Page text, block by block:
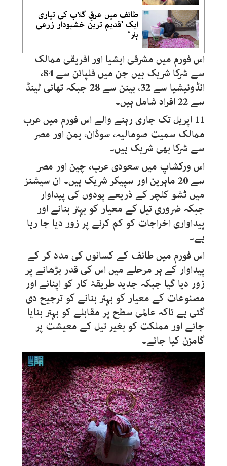
طائف میں عرقِ گلاب کی تیاری
ایک ’قدیم ترین خشبودار زرعی
ہنر‘
اس فورم میں مشرقی ایشیا اور افریقی ممالک
سے شرکا شریک ہیں جن میں فلپائن سے 84،
انڈونیشیا سے 32، بینن سے 28 جبکہ تھائی لینڈ
سے 22 افراد شامل ہیں۔
11 اپریل تک جاری رہنے والے اس فورم میں عرب
ممالک سمیت صومالیہ، سوڈان، یمن اور مصر
سے شرکا بھی شریک ہیں۔
اس ورکشاپ میں سعودی عرب، چین اور مصر
سے 20 ماہرین اور سپیکر شریک ہیں۔ ان سیشنز
میں ٹشو کلچر کے ذریعے پودوں کی پیداوار
جبکہ ضروری تیل کے معیار کو بہتر بنانے اور
پیداواری اخراجات کو کم کرنے پر زور دیا جا رہا
ہے۔
اس فورم میں طائف کے کسانوں کی مدد کر کے
پیداوار کے ہر مرحلے میں اس کی قدر بڑھانے پر
زور دیا گیا جبکہ جدید طریقۂ کار کو اپنانے اور
مصنوعات کے معیار کو بہتر بنانے کو ترجیح دی
گئی ہے تاکہ عالمی سطح پر مقابلے کو بہتر بنایا
جائے اور مملکت کو بغیر تیل کے معیشت پر
گامزن کیا جائے۔